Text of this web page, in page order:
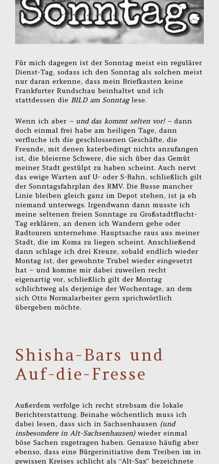
Für mich dagegen ist der Sonntag meist ein regulärer
Dienst-Tag, sodass ich den Sonntag als solchen meist
nur daran erkenne, dass mein Briefkasten keine
Frankfurter Rundschau beinhaltet und ich
stattdessen die BILD am Sonntaglese.
Wenn ich aber – und das kommt selten vor! – dann
doch einmal frei habe am heiligen Tage, dann
verfluche ich die geschlossenen Geschäfte, die
Freunde, mit denen katerbedingt nichts anzufangen
ist, die bleierne Schwere, die sich über das Gemüt
meiner Stadt gestülpt zu haben scheint. Auch nervt
das ewige Warten auf U- oder S-Bahn, schließlich gilt
der Sonntagsfahrplan des RMV. Die Busse mancher
Linie bleiben gleich ganz im Depot stehen, ist ja eh
niemand unterwegs. Irgendwann dann musste ich
meine seltenen freien Sonntage zu Großstadtflucht-
Tag erklären, an denen ich Wandern gehe oder
Radtouren unternehme. Hauptsache raus aus meiner
Stadt, die im Koma zu liegen scheint. Anschließend
dann schlage ich drei Kreuze, sobald endlich wieder
Montag ist, der gewohnte Trubel wieder eingesetzt
hat – und komme mir dabei zuweilen recht
eigenartig vor, schließlich gilt der Montag
schlichtweg als derjenige der Wochentage, an dem
sich Otto Normalarbeiter gern sprichwörtlich
übergeben möchte.
Shisha-Bars und
Auf-die-Fresse
Außerdem verfolge ich recht strebsam die lokale
Berichterstattung. Beinahe wöchentlich muss ich
dabei lesen, dass sich in Sachsenhausen (und
insbesondere in Alt-Sachsenhausen) wieder einmal
böse Sachen zugetragen haben. Genauso häufig aber
ebenso, dass eine Bürgerinitiative dem Treiben im in
gewissen Kreises schlicht als “Alt-Sax” bezeichnete